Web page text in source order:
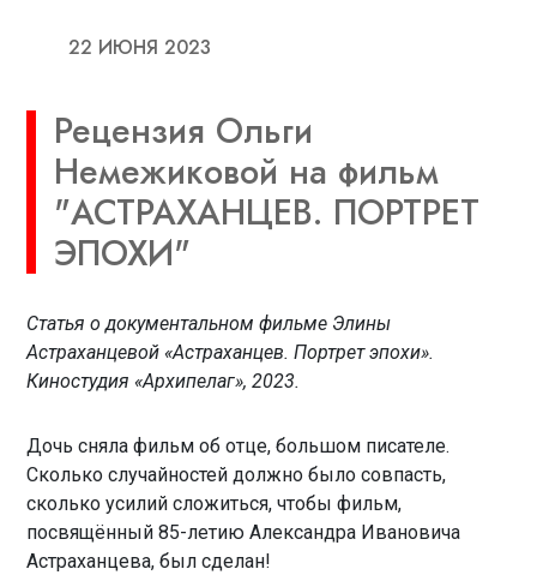
22 ИЮНЯ 2023
Рецензия Ольги
Немежиковой на фильм
"АСТРАХАНЦЕВ. ПОРТРЕТ
ЭПОХИ"
Статья о документальном фильме Элины
Астраханцевой «Астраханцев. Портрет эпохи».
Киностудия «Архипелаг», 2023.
Дочь сняла фильм об отце, большом писателе.
Сколько случайностей должно было совпасть,
сколько усилий сложиться, чтобы фильм,
посвящённый 85-летию Александра Ивановича
Астраханцева, был сделан!